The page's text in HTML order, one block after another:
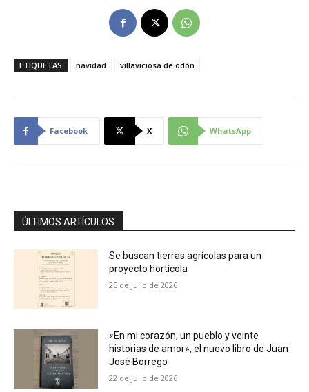
ETIQUETAS navidad villaviciosa de odón
Facebook X WhatsApp
ÚLTIMOS ARTÍCULOS
Se buscan tierras agrícolas para un
proyecto hortícola
25 de julio de 2026
«En mi corazón, un pueblo y veinte
historias de amor», el nuevo libro de Juan
José Borrego
22 de julio de 2026